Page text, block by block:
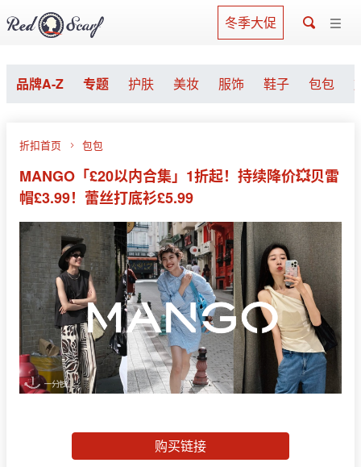
冬季大促
品牌A-Z 专题 护肤 美妆 服饰 鞋子 包包
折扣首页 包包
MANGO「£20以内合集」1折起！持续降价💥贝雷
帽£3.99！蕾丝打底衫£5.99
购买链接